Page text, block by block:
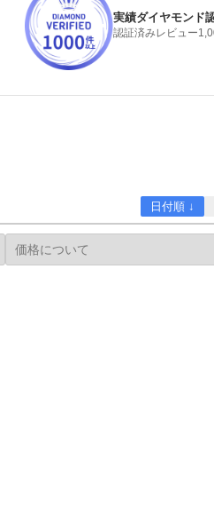
実績ダイヤモンド
認証済みレビュー
日付順 ↓